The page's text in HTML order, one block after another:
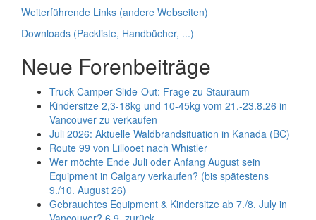
Weiterführende Links (andere Webseiten)
Downloads (Packliste, Handbücher, ...)
Neue Forenbeiträge
Truck-Camper Slide-Out: Frage zu Stauraum
Kindersitze 2,3-18kg und 10-45kg vom 21.-23.8.26 in
Vancouver zu verkaufen
Juli 2026: Aktuelle Waldbrandsituation in Kanada (BC)
Route 99 von Lillooet nach Whistler
Wer möchte Ende Juli oder Anfang August sein
Equipment in Calgary verkaufen? (bis spätestens
9./10. August 26)
Gebrauchtes Equipment & Kindersitze ab 7./8. July in